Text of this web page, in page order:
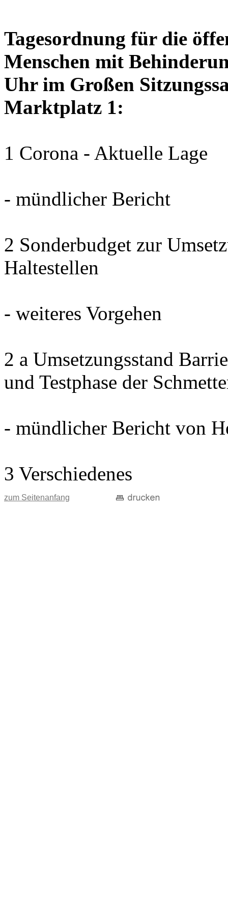
Tagesordnung für die
Menschen mit
Uhr im Großen
Marktplatz 1:
1 Corona - Aktuelle Lage
- mündlicher Bericht
2 Sonderbudget zur
Haltestellen
- weiteres Vorgehen
2 a Umsetzungsstand
und Testphase der
- mündlicher Bericht von
3 Verschiedenes
zum Seitenanfang